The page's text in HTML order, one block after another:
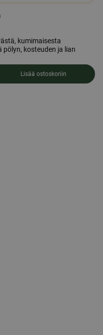
kumimaisesta
kosteuden ja lian
keskikokoinen
Lisää ostoskoriin